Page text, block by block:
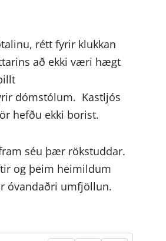
rétt fyrir klukkan
að ekki væri hægt
dómstólum. Kastljós
hefðu ekki borist.
séu þær rökstuddar.
og þeim heimildum
óvandaðri umfjöllun.